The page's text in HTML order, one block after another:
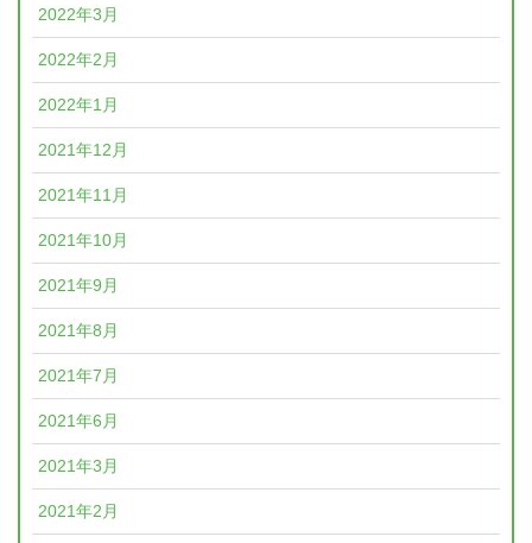
2022年3月
2022年2月
2022年1月
2021年12月
2021年11月
2021年10月
2021年9月
2021年8月
2021年7月
2021年6月
2021年3月
2021年2月